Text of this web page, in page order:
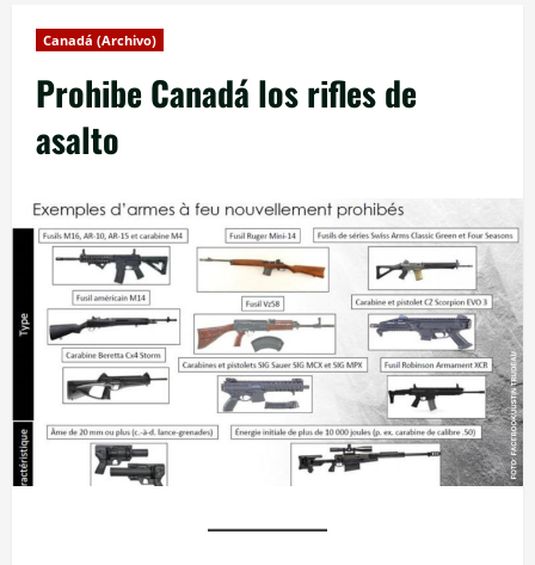
Canadá (Archivo)
Prohibe Canadá los rifles de
asalto